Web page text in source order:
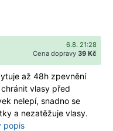
6.8. 21:28
Cena dopravy 39 Kč
až 48h zpevnění
vlasy před
nelepí, snadno se
a nezatěžuje vlasy.
popis